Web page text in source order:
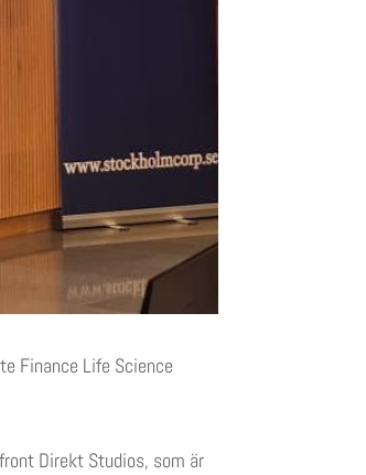
Finance Life Science
Direkt Studios, som är